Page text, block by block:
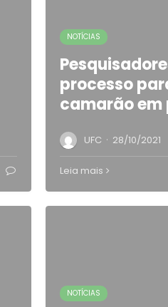
NOTÍCIAS
processo
camarão em
UFC · 28/10/2021
Leia mais
NOTÍCIAS